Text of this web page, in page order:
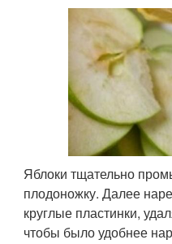
Яблоки тщательно
плодоножку. Далее
круглые пластинки,
чтобы было удобнее